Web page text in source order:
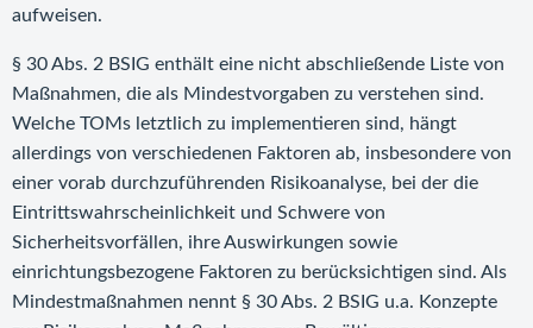
aufweisen.
§ 30 Abs. 2 BSIG enthält eine nicht abschließende Liste von
Maßnahmen, die als Mindestvorgaben zu verstehen sind.
Welche TOMs letztlich zu implementieren sind, hängt
allerdings von verschiedenen Faktoren ab, insbesondere von
einer vorab durchzuführenden Risikoanalyse, bei der die
Eintrittswahrscheinlichkeit und Schwere von
Sicherheitsvorfällen, ihre Auswirkungen sowie
einrichtungsbezogene Faktoren zu berücksichtigen sind. Als
Mindestmaßnahmen nennt § 30 Abs. 2 BSIG u.a. Konzepte